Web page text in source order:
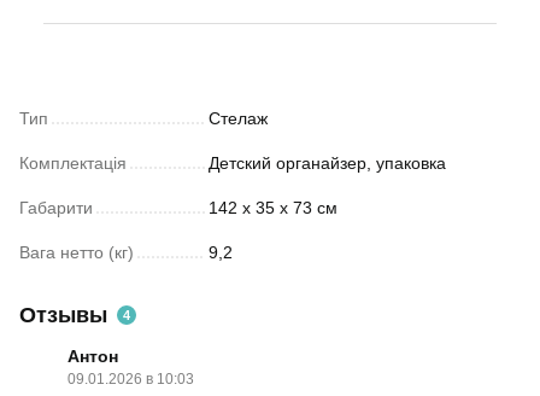
Тип Стелаж
Комплектація Детский органайзер, упаковка
Габарити 142 x 35 x 73 см
Вага нетто (кг) 9,2
Отзывы 4
Антон
09.01.2026 в 10:03